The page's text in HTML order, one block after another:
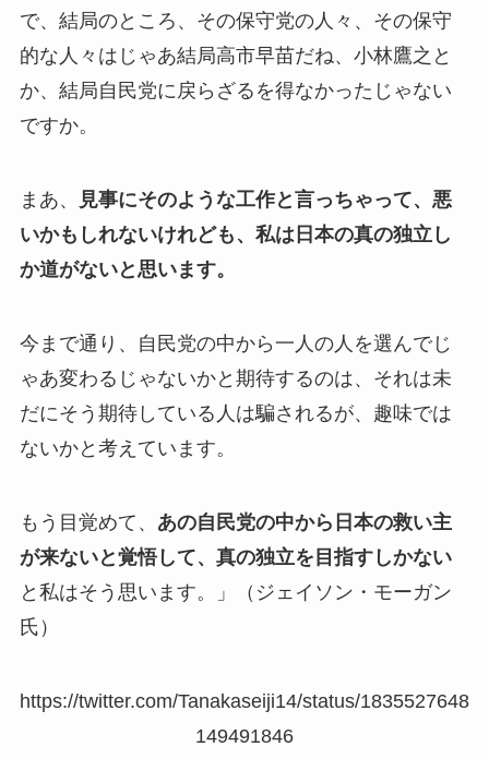
で、結局のところ、その保守党の人々、その保守
的な人々はじゃあ結局高市早苗だね、小林鷹之と
か、結局自民党に戻らざるを得なかったじゃない
ですか。
まあ、
見事にそのような工作と言っちゃって、悪
いかもしれないけれども、私は日本の真の独立し
か道がないと思います。
今まで通り、自民党の中から一人の人を選んでじ
ゃあ変わるじゃないかと期待するのは、それは未
だにそう期待している人は騙されるが、趣味では
ないかと考えています。
もう目覚めて、 あの自民党の中から日本の救い主
が来ないと覚悟して、真の独立を目指すしかない
と私はそう思います。」（ジェイソン・モーガン
氏）
https://twitter.com/Tanakaseiji14/status/1835527648
149491846